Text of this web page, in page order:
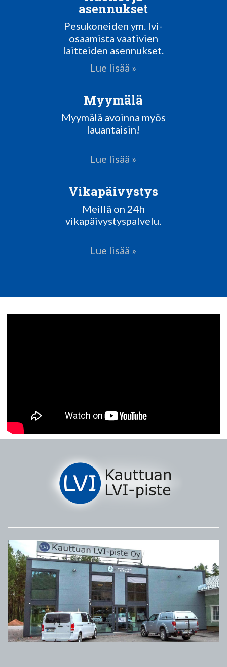
asennukset
Pesukoneiden ym. lvi-
osaamista vaativien
laitteiden asennukset.
Lue lisää »
Myymälä
Myymälä avoinna myös
lauantaisin!
Lue lisää »
Vikapäivystys
Meillä on 24h
vikapäivystyspalvelu.
Lue lisää »